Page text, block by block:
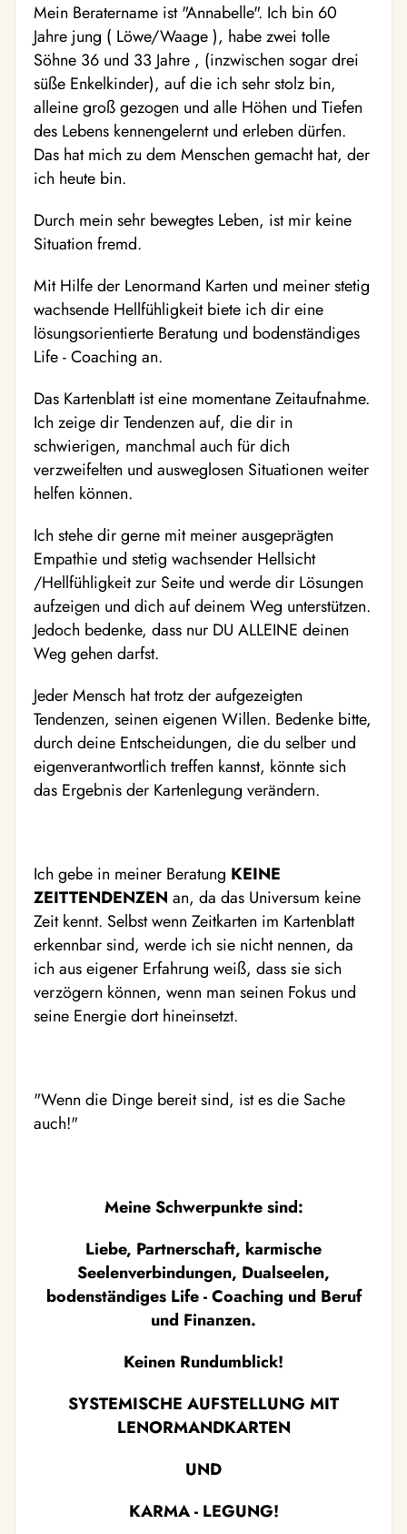
Mein Beratername ist "Annabelle". Ich bin 60
Jahre jung ( Löwe/Waage ), habe zwei tolle
Söhne 36 und 33 Jahre , (inzwischen sogar drei
süße Enkelkinder), auf die ich sehr stolz bin,
alleine groß gezogen und alle Höhen und Tiefen
des Lebens kennengelernt und erleben dürfen.
Das hat mich zu dem Menschen gemacht hat, der
ich heute bin.
Durch mein sehr bewegtes Leben, ist mir keine
Situation fremd.
Mit Hilfe der Lenormand Karten und meiner stetig
wachsende Hellfühligkeit biete ich dir eine
lösungsorientierte Beratung und bodenständiges
Life - Coaching an.
Das Kartenblatt ist eine momentane Zeitaufnahme.
Ich zeige dir Tendenzen auf, die dir in
schwierigen, manchmal auch für dich
verzweifelten und ausweglosen Situationen weiter
helfen können.
Ich stehe dir gerne mit meiner ausgeprägten
Empathie und stetig wachsender Hellsicht
/Hellfühligkeit zur Seite und werde dir Lösungen
aufzeigen und dich auf deinem Weg unterstützen.
Jedoch bedenke, dass nur DU ALLEINE deinen
Weg gehen darfst.
Jeder Mensch hat trotz der aufgezeigten
Tendenzen, seinen eigenen Willen. Bedenke bitte,
durch deine Entscheidungen, die du selber und
eigenverantwortlich treffen kannst, könnte sich
das Ergebnis der Kartenlegung verändern.
Ich gebe in meiner Beratung KEINE
ZEITTENDENZEN an, da das Universum keine
Zeit kennt. Selbst wenn Zeitkarten im Kartenblatt
erkennbar sind, werde ich sie nicht nennen, da
ich aus eigener Erfahrung weiß, dass sie sich
verzögern können, wenn man seinen Fokus und
seine Energie dort hineinsetzt.
"Wenn die Dinge bereit sind, ist es die Sache
auch!"
Meine Schwerpunkte sind:
Liebe, Partnerschaft, karmische
Seelenverbindungen, Dualseelen,
bodenständiges Life - Coaching und Beruf
und Finanzen.
Keinen Rundumblick!
SYSTEMISCHE AUFSTELLUNG MIT
LENORMANDKARTEN
UND
KARMA - LEGUNG!